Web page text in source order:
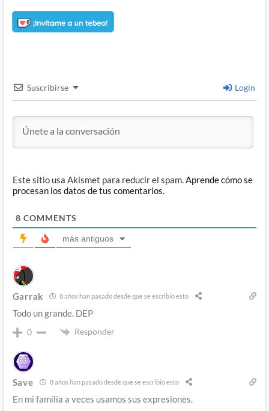
Suscribirse Login
Este sitio usa Akismet para reducir el spam. Aprende cómo se
procesan los datos de tus comentarios.
8 COMMENTS
más antiguos
Garrak 8 años han pasado desde que se escribió esto
Todo un grande. DEP
0 Responder
Save 8 años han pasado desde que se escribió esto
En mi familia a veces usamos sus expresiones.